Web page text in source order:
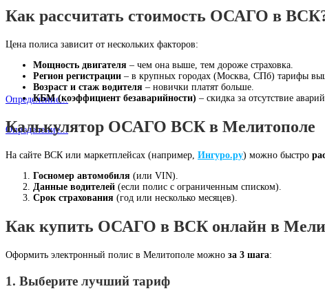
Определение...
Определение...
Как рассчитать стоимость ОСАГО в
Цена полиса зависит от нескольких факторов:
Мощность двигателя – чем она выше, тем дороже страховка.
Регион регистрации – в крупных городах (Москва, СПб) тарифы
Возраст и стаж водителя – новички платят больше.
КБМ (коэффициент безаварийности) – скидка за отсутствие аварий.
Калькулятор ОСАГО ВСК в Мелитополе
На сайте ВСК или маркетплейсах (например, Ингуро.ру) можно быстро
Госномер автомобиля (или VIN).
Данные водителей (если полис с ограниченным списком).
Срок страхования (год или несколько месяцев).
Как купить ОСАГО в ВСК онлайн в
Оформить электронный полис в Мелитополе можно за 3 шага:
1. Выберите лучший тариф